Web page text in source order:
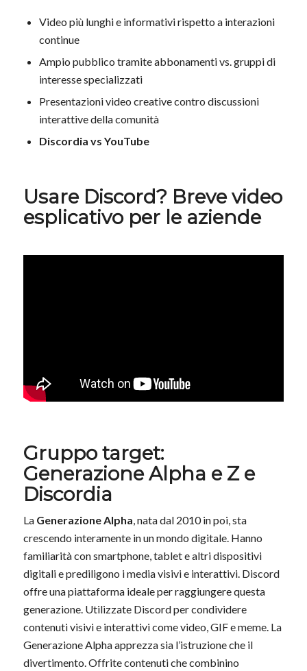
Video più lunghi e informativi rispetto a interazioni
continue
Ampio pubblico tramite abbonamenti vs. gruppi di
interesse specializzati
Presentazioni video creative contro discussioni
interattive della comunità
Discordia vs YouTube
Usare Discord? Breve video
esplicativo per le aziende
Gruppo target:
Generazione Alpha e Z e
Discordia
La Generazione Alpha, nata dal 2010 in poi, sta
crescendo interamente in un mondo digitale. Hanno
familiarità con smartphone, tablet e altri dispositivi
digitali e prediligono i media visivi e interattivi. Discord
offre una piattaforma ideale per raggiungere questa
generazione. Utilizzate Discord per condividere
contenuti visivi e interattivi come video, GIF e meme. La
Generazione Alpha apprezza sia l’istruzione che il
divertimento. Offrite contenuti che combinino